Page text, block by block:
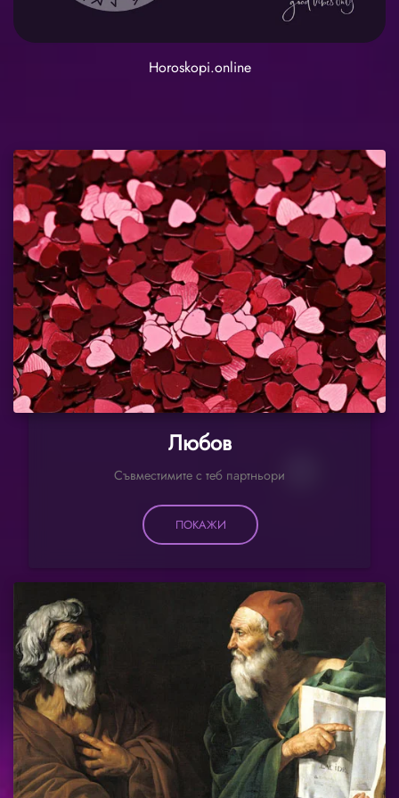
Horoskopi.online
Любов
Съвместимите с теб партньори
ПОКАЖИ